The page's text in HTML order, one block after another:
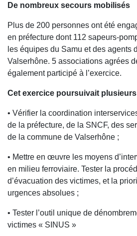
De nombreux secours mobilisés
Plus de 200 personnes ont été
en préfecture dont 112 sapeurs-
les équipes du Samu et des agents
Valserhône. 5 associations agrées
également participé à l’exercice.
Cet exercice poursuivait
• Vérifier la coordination
de la préfecture, de la SNCF, des
de la commune de Valserhône ;
• Mettre en œuvre les moyens
en milieu ferroviaire. Tester la
d’évacuation des victimes, et la
urgences absolues ;
• Tester l’outil unique de
victimes « SINUS »